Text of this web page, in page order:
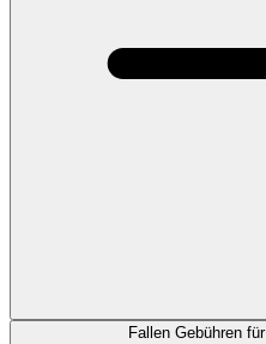
Fallen Gebühren